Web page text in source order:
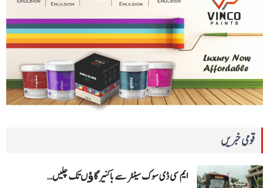
قومی خبریں
ایم سی ڈی سوک سینٹر سے باکنیر گاﺅں تک چلیں…